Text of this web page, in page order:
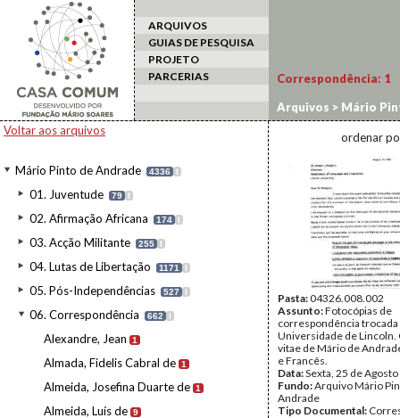
ARQUIVOS
GUIAS DE PESQUISA
PROJETO
PARCERIAS
Voltar aos arquivos
Mário Pinto de Andrade 4336 I
01. Juventude 79 I
02. Afirmação Africana 174 I
03. Acção Militante 255 I
04. Lutas de Libertação 1171 I
05. Pós-Independências 527 I
06. Correspondência 662 I
Alexandre, Jean 1
Almada, Fidelis Cabral de 1
Almeida, Josefina Duarte de 1
Almeida, Luís de 9
Correspondência: 1
Arquivos > Mário
ordenar
Pasta:04326.008.002
Assunto:Fotocópias de
correspondência trocada
Universidade de
vitae de Mário de
e Francês.
Data:Sexta, 25 de
Fundo:Arquivo Mário
Andrade
Tipo Documental: